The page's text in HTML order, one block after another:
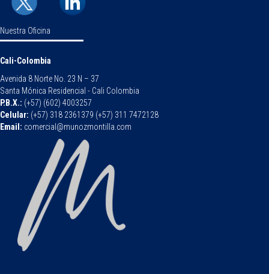
Nuestra Oficina
Cali-Colombia
Avenida 8 Norte No. 23 N – 37
Santa Mónica Residencial - Cali Colombia
P.B.X.: (+57) (602) 4003257
Celular: (+57) 318 2361379 (+57) 311 7472128
Email: comercial@munozmontilla.com